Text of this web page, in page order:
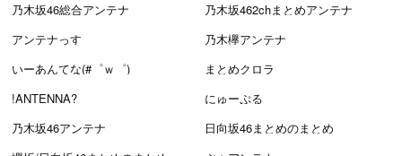
乃木坂46総合アンテナ
乃木坂462chまとめアンテナ
アンテナっす
乃木欅アンテナ
いーあんてな(#゜ｗ゜)
まとめクロラ
!ANTENNA?
にゅーぷる
乃木坂46アンテナ
日向坂46まとめのまとめ